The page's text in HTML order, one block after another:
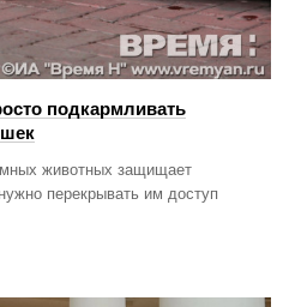
подкармливать
животных защищает
перекрывать им доступ